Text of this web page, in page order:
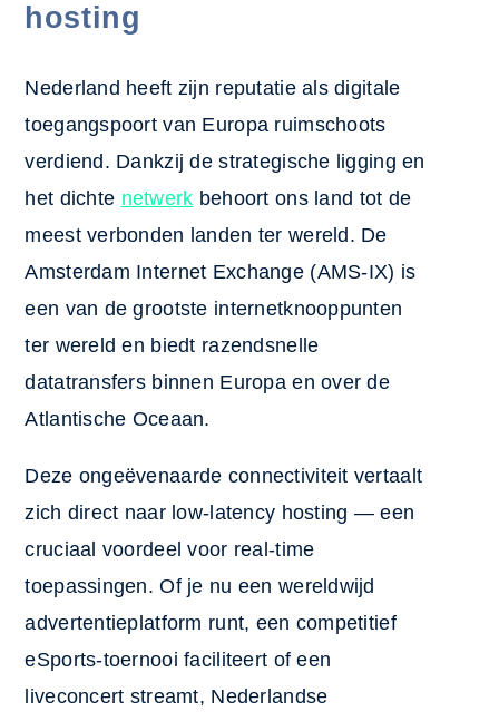
hosting
Nederland heeft zijn reputatie als digitale
toegangspoort van Europa ruimschoots
verdiend. Dankzij de strategische ligging en
het dichte netwerk behoort ons land tot de
meest verbonden landen ter wereld. De
Amsterdam Internet Exchange (AMS-IX) is
een van de grootste internetknooppunten
ter wereld en biedt razendsnelle
datatransfers binnen Europa en over de
Atlantische Oceaan.
Deze ongeëvenaarde connectiviteit vertaalt
zich direct naar low-latency hosting — een
cruciaal voordeel voor real-time
toepassingen. Of je nu een wereldwijd
advertentieplatform runt, een competitief
eSports-toernooi faciliteert of een
liveconcert streamt, Nederlandse